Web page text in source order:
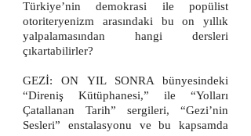
Türkiye’nin demokrasi ile popülist
otoriteryenizm arasındaki bu on yıllık
yalpalamasından hangi dersleri
çıkartabilirler?
GEZİ: ON YIL SONRA bünyesindeki
“Direniş Kütüphanesi,” ile “Yolları
Çatallanan Tarih” sergileri, “Gezi’nin
Sesleri” enstalasyonu ve bu kapsamda